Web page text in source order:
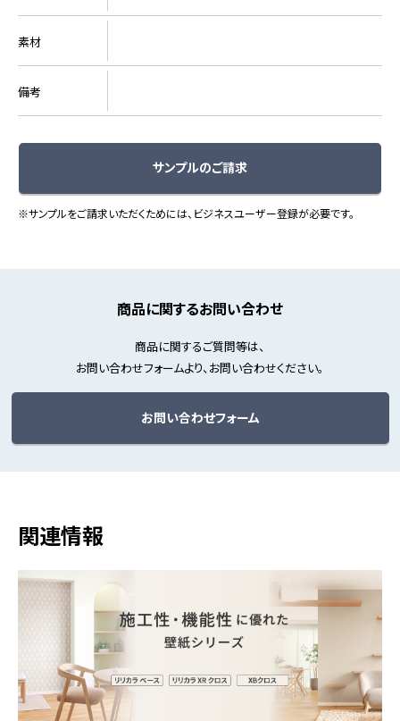
素材
備考
サンプルのご請求
※サンプルをご請求いただくためには、ビジネスユーザー登録が必要です。
商品に関するお問い合わせ
商品に関するご質問等は、
お問い合わせフォームより、お問い合わせください。
お問い合わせフォーム
関連情報